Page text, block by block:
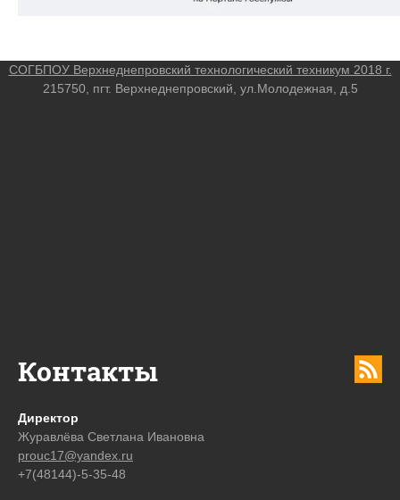
Контакты
Директор
Журавлёва Светлана Ивановна
prouc17@yandex.ru
+7(48144)-5-35-48
СОГБПОУ Верхнеднепровский технологический техникум 2018 г.
215750, пгт. Верхнеднепровский, ул.Молодежная, д.5